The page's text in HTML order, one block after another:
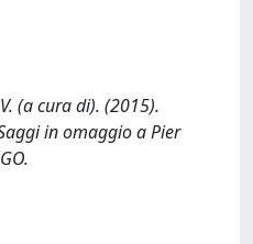
(a cura di). (2015).
in omaggio a Pier